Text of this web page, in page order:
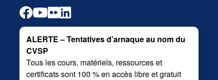
ALERTE – Tentatives d’arnaque au nom du
CVSP
Tous les cours, matériels, ressources et
certificats sont 100 % en accès libre et gratuit